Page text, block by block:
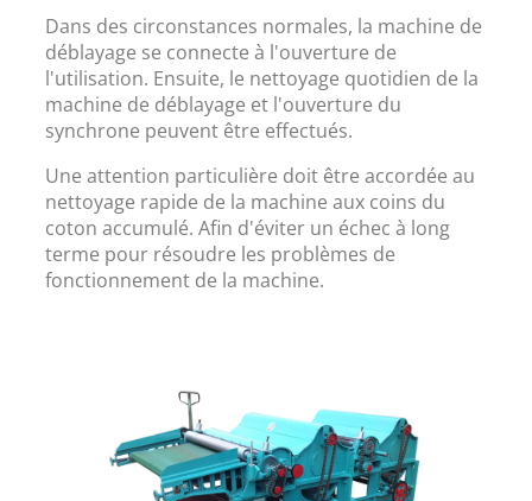
Dans des circonstances normales, la machine de
déblayage se connecte à l'ouverture de
l'utilisation. Ensuite, le nettoyage quotidien de la
machine de déblayage et l'ouverture du
synchrone peuvent être effectués.
Une attention particulière doit être accordée au
nettoyage rapide de la machine aux coins du
coton accumulé. Afin d'éviter un échec à long
terme pour résoudre les problèmes de
fonctionnement de la machine.